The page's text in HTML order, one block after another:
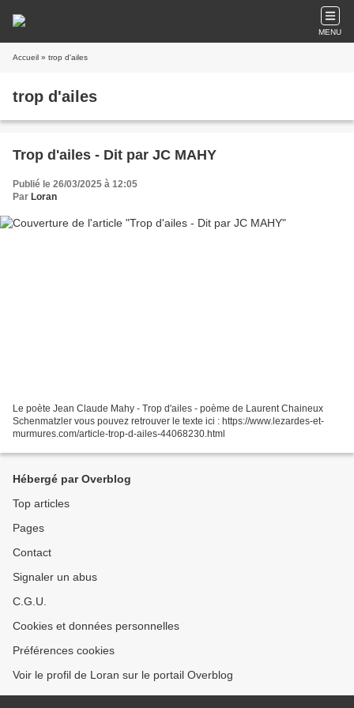
MENU
Accueil » trop d'ailes
trop d'ailes
Trop d'ailes - Dit par JC MAHY
Publié le 26/03/2025 à 12:05
Par Loran
Le poète Jean Claude Mahy - Trop d'ailes - poème de Laurent Chaineux
Schenmatzler vous pouvez retrouver le texte ici : https://www.lezardes-et-
murmures.com/article-trop-d-ailes-44068230.html
Hébergé par Overblog
Top articles
Pages
Contact
Signaler un abus
C.G.U.
Cookies et données personnelles
Préférences cookies
Voir le profil de Loran sur le portail Overblog